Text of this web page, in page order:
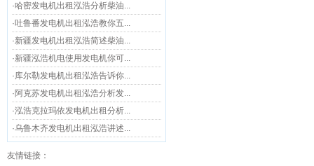
·哈密发电机出租泓浩分析柴油...
·吐鲁番发电机出租泓浩教你五...
·新疆发电机出租泓浩简述柴油...
·新疆泓浩机电使用发电机你可...
·库尔勒发电机出租泓浩告诉你...
·阿克苏发电机出租泓浩分析发...
·泓浩克拉玛依发电机出租分析...
·乌鲁木齐发电机出租泓浩讲述...
友情链接：